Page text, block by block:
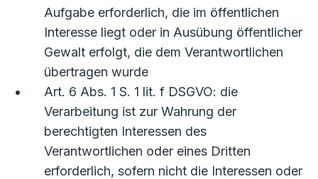
Aufgabe erforderlich, die im öffentlichen
Interesse liegt oder in Ausübung öffentlicher
Gewalt erfolgt, die dem Verantwortlichen
übertragen wurde
Art. 6 Abs. 1 S. 1 lit. f DSGVO: die
Verarbeitung ist zur Wahrung der
berechtigten Interessen des
Verantwortlichen oder eines Dritten
erforderlich, sofern nicht die Interessen oder